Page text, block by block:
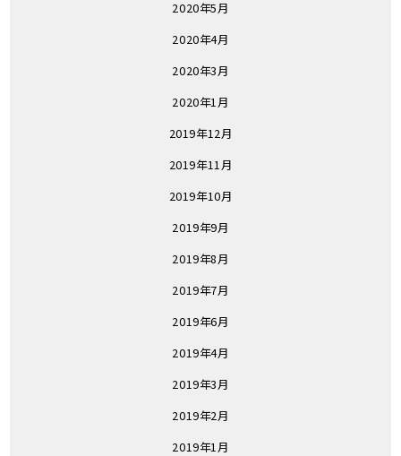
2020年5月
2020年4月
2020年3月
2020年1月
2019年12月
2019年11月
2019年10月
2019年9月
2019年8月
2019年7月
2019年6月
2019年4月
2019年3月
2019年2月
2019年1月